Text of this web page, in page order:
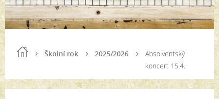
Školní rok 2025/2026
Absolventský
koncert 15.4.